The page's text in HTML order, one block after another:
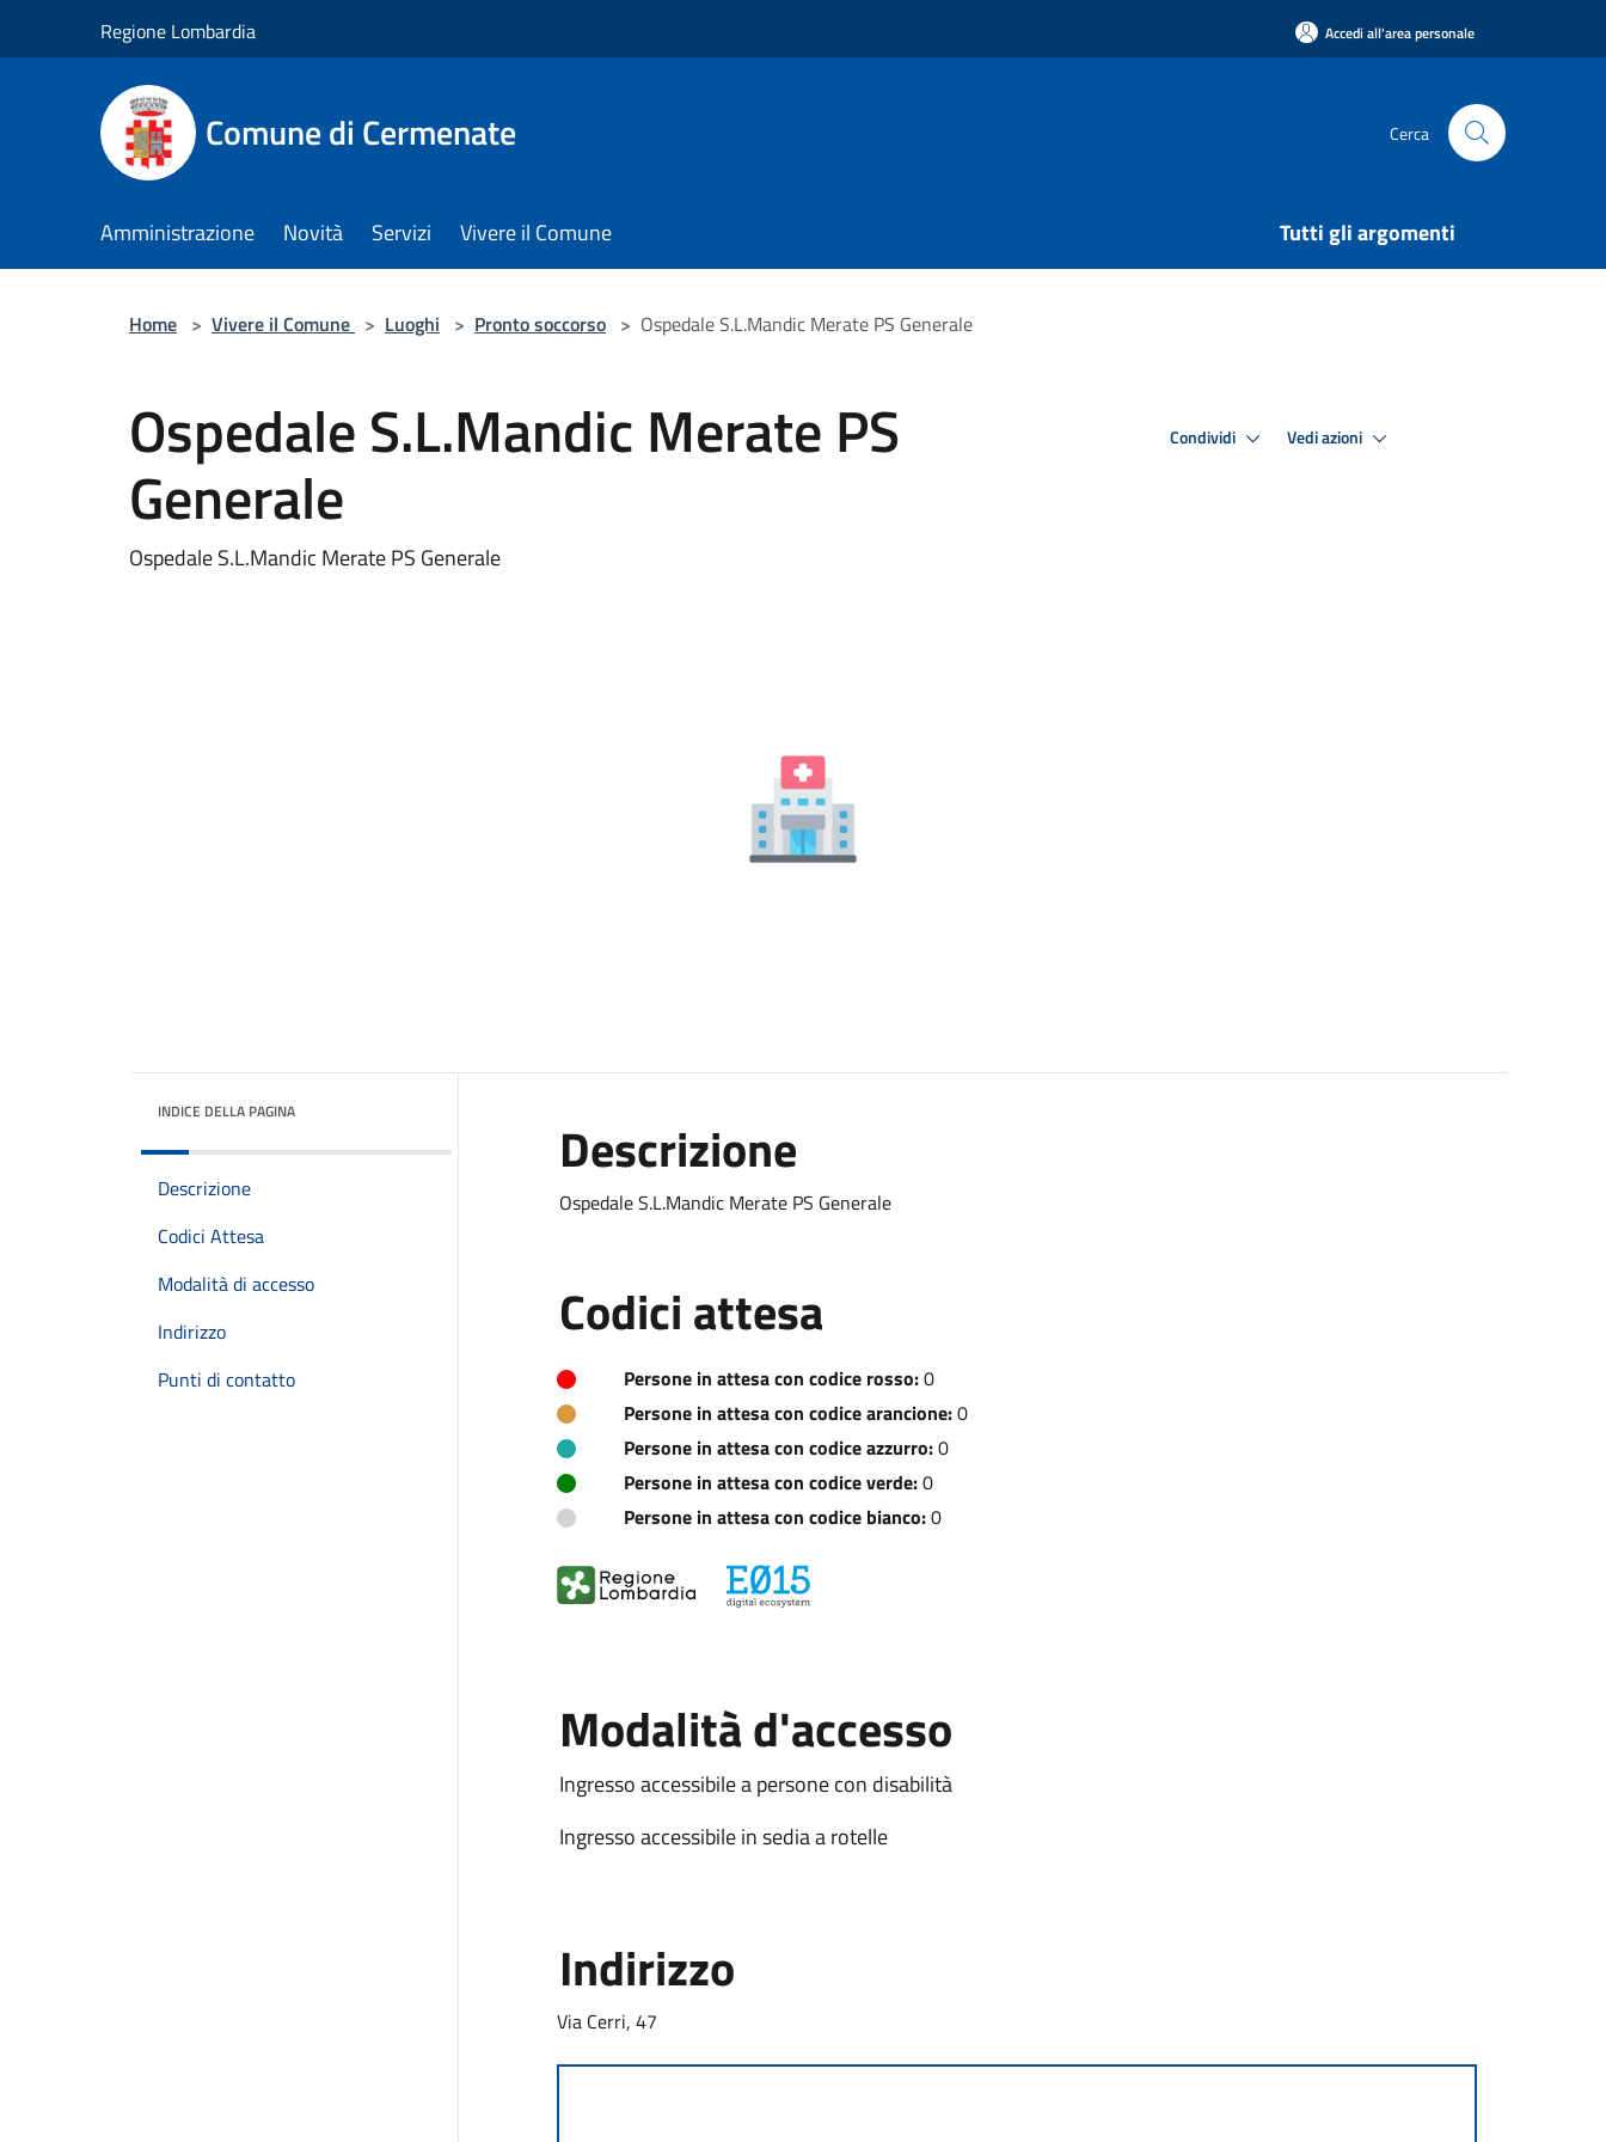
Regione Lombardia Accedi all'area personale
Comune di Cermenate Cerca
Amministrazione Novità Servizi Vivere il Comune Tutti gli argomenti
Home > Vivere il Comune > Luoghi > Pronto soccorso > Ospedale S.L.Mandic Merate PS Generale
Ospedale S.L.Mandic Merate PS
Generale
Ospedale S.L.Mandic Merate PS Generale
Condividi Vedi azioni
INDICE DELLA PAGINA
Descrizione
Codici Attesa
Modalità di accesso
Indirizzo
Punti di contatto
Descrizione
Ospedale S.L.Mandic Merate PS Generale
Codici attesa
Persone in attesa con codice rosso:0
Persone in attesa con codice arancione:0
Persone in attesa con codice azzurro:0
Persone in attesa con codice verde:0
Persone in attesa con codice bianco:0
Modalità d'accesso
Ingresso accessibile a persone con disabilità
Ingresso accessibile in sedia a rotelle
Indirizzo
Via Cerri, 47